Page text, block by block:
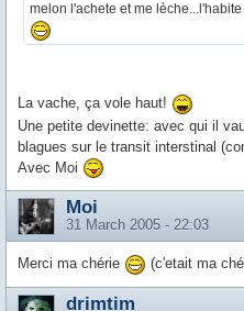
melon l'achete et me lèche...l'habite
La vache, ça vole haut!
Une petite devinette: avec qui il
blagues sur le transit interstinal
Avec Moi
Moi
31 March 2005 - 22:03
Merci ma chérie (c'etait ma
drimtim